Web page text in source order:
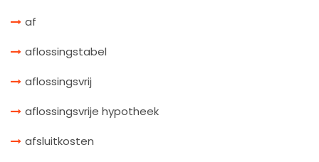
af
aflossingstabel
aflossingsvrij
aflossingsvrije hypotheek
afsluitkosten